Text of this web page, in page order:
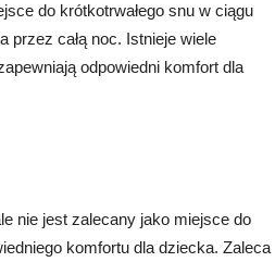
do krótkotrwałego snu w ciągu
przez całą noc. Istnieje wiele
odpowiedni komfort dla
nie jest zalecany jako miejsce do
komfortu dla dziecka. Zaleca